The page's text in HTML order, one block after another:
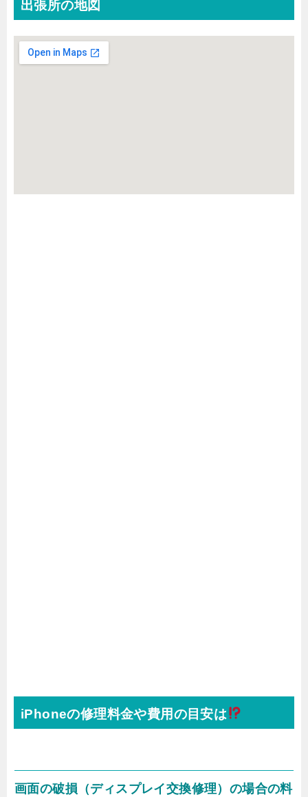
出張所の地図
iPhoneの修理料金や費用の目安は
画面の破損（ディスプレイ交換修理）の場合の料